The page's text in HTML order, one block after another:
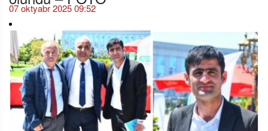
07 oktyabr 2025 09:52